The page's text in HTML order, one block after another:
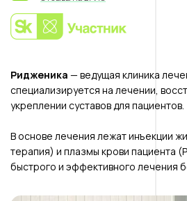
Ридженика — ведущая клиника
специализируется на лечении,
укреплении суставов для пациентов.
В основе лечения лежат инъекции
терапия) и плазмы крови пациента
быстрого и эффективного лечения